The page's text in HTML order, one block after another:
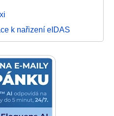
k nařizení eIDAS